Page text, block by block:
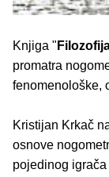
Knjiga "
promatra
fenomenološke,
Kristijan Krkač
osnove
pojedinog